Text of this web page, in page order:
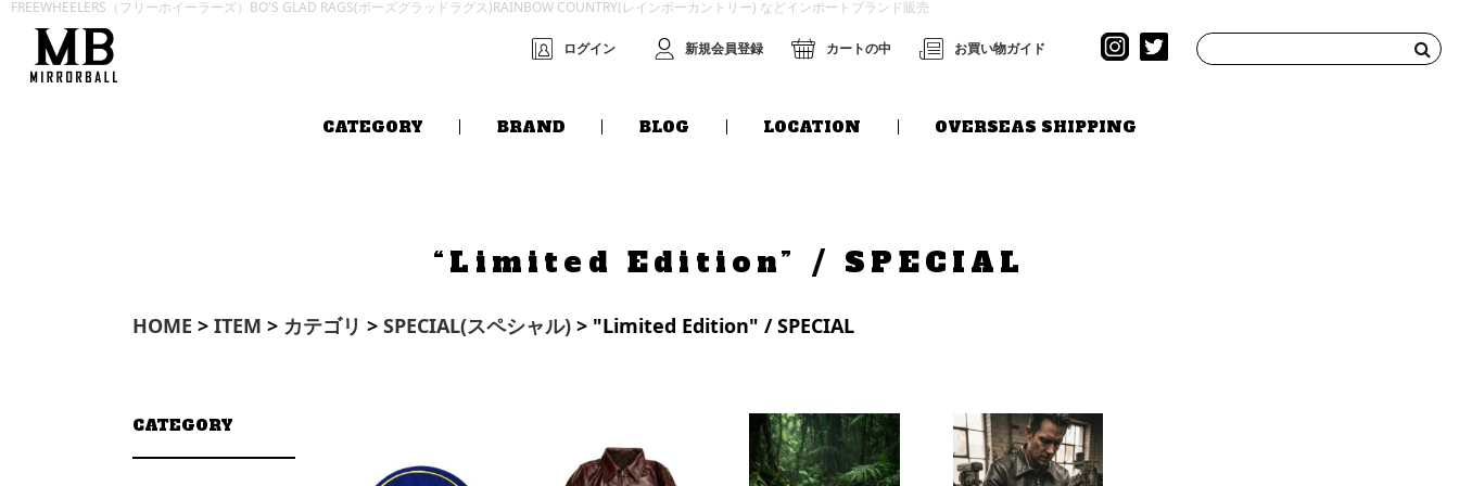
FREEWHEELERS（フリーホイーラーズ）BO'S GLAD RAGS(ボーズグラッドラグス)RAINBOW COUNTRY(レインボーカントリー) などインポートブランド販売
ログイン 新規会員登録 カートの中 お買い物ガイド
CATEGORY BRAND BLOG LOCATION OVERSEAS SHIPPING
“Limited Edition” / SPECIAL
HOME > ITEM > カテゴリ > SPECIAL(スペシャル) > "Limited Edition" / SPECIAL
CATEGORY